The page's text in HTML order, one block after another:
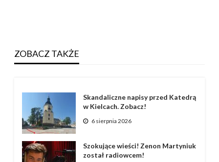
ZOBACZ TAKŻE
Skandaliczne napisy przed Katedrą
w Kielcach. Zobacz!
6 sierpnia 2026
Szokujące wieści! Zenon Martyniuk
został radiowcem!